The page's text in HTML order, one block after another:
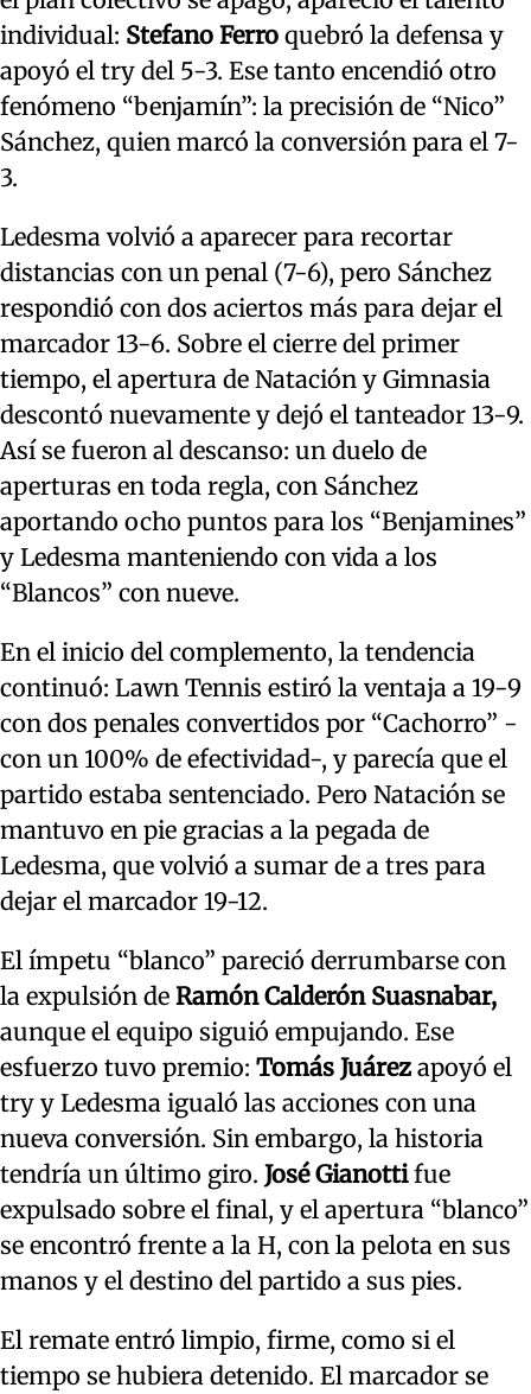
individual: Stefano Ferro quebró la defensa y
apoyó el try del 5-3. Ese tanto encendió otro
fenómeno “benjamín”: la precisión de “Nico”
Sánchez, quien marcó la conversión para el 7-
3.
Ledesma volvió a aparecer para recortar
distancias con un penal (7-6), pero Sánchez
respondió con dos aciertos más para dejar el
marcador 13-6. Sobre el cierre del primer
tiempo, el apertura de Natación y Gimnasia
descontó nuevamente y dejó el tanteador 13-9.
Así se fueron al descanso: un duelo de
aperturas en toda regla, con Sánchez
aportando ocho puntos para los “Benjamines”
y Ledesma manteniendo con vida a los
“Blancos” con nueve.
En el inicio del complemento, la tendencia
continuó: Lawn Tennis estiró la ventaja a 19-9
con dos penales convertidos por “Cachorro” -
con un 100% de efectividad-, y parecía que el
partido estaba sentenciado. Pero Natación se
mantuvo en pie gracias a la pegada de
Ledesma, que volvió a sumar de a tres para
dejar el marcador 19-12.
El ímpetu “blanco” pareció derrumbarse con
la expulsión de Ramón Calderón Suasnabar,
aunque el equipo siguió empujando. Ese
esfuerzo tuvo premio: Tomás Juárezapoyó el
try y Ledesma igualó las acciones con una
nueva conversión. Sin embargo, la historia
tendría un último giro. José Gianottifue
expulsado sobre el final, y el apertura “blanco”
se encontró frente a la H, con la pelota en sus
manos y el destino del partido a sus pies.
El remate entró limpio, firme, como si el
tiempo se hubiera detenido. El marcador se